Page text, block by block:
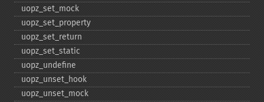
uopz_​set_​mock
uopz_​set_​property
uopz_​set_​return
uopz_​set_​static
uopz_​undefine
uopz_​unset_​hook
uopz_​unset_​mock